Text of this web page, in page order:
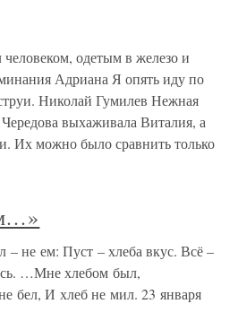
одетым в железо и
Адриана Я опять иду по
Николай Гумилев Нежная
выхаживала Виталия, а
Их можно было сравнить только
не ем: Пуст – хлеба вкус. Всё –
…Мне хлебом был,
бел, И хлеб не мил. 23 января